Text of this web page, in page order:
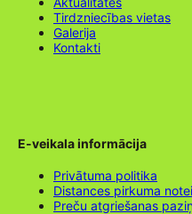
Tirdzniecības vietas
Galerija
Kontakti
E-veikala informācija
Privātuma politika
Distances pirkuma
Preču atgriešanas